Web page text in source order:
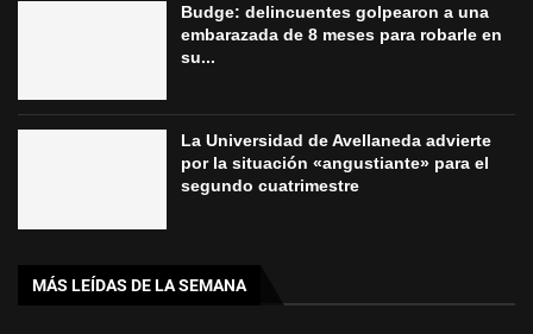
Budge: delincuentes golpearon a una
embarazada de 8 meses para robarle en
su...
La Universidad de Avellaneda advierte
por la situación «angustiante» para el
segundo cuatrimestre
MÁS LEÍDAS DE LA SEMANA